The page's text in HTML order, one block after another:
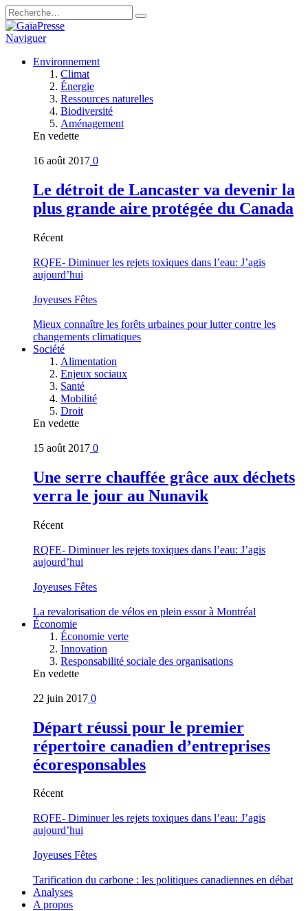
Naviguer
Environnement
Climat
Énergie
Ressources naturelles
Biodiversité
Aménagement
En vedette
16 août 2017 0
Le détroit de Lancaster va devenir la
plus grande aire protégée du Canada
Récent
RQFE- Diminuer les rejets toxiques dans l’eau: J’agis
aujourd’hui
Joyeuses Fêtes
Mieux connaître les forêts urbaines pour lutter contre les
changements climatiques
Société
Alimentation
Enjeux sociaux
Santé
Mobilité
Droit
En vedette
15 août 2017 0
Une serre chauffée grâce aux déchets
verra le jour au Nunavik
Récent
RQFE- Diminuer les rejets toxiques dans l’eau: J’agis
aujourd’hui
Joyeuses Fêtes
La revalorisation de vélos en plein essor à Montréal
Économie
Économie verte
Innovation
Responsabilité sociale des organisations
En vedette
22 juin 2017 0
Départ réussi pour le premier
répertoire canadien d’entreprises
écoresponsables
Récent
RQFE- Diminuer les rejets toxiques dans l’eau: J’agis
aujourd’hui
Joyeuses Fêtes
Tarification du carbone : les politiques canadiennes en débat
Analyses
A propos